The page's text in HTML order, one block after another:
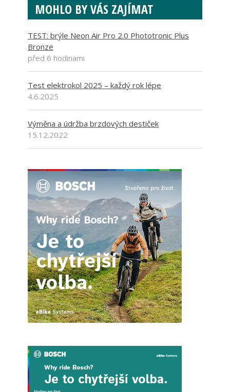
MOHLO BY VÁS ZAJÍMAT
TEST: brýle Neon Air Pro 2.0 Phototronic Plus
Bronze
před 6 hodinami
Test elektrokol 2025 – každý rok lépe
4.6.2025
Výměna a údržba brzdových destiček
15.12.2022